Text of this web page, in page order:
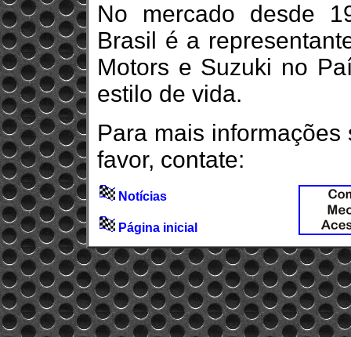
No mercado desde
Brasil é a
Motors e Suzuki no
estilo de vida.
Para mais
favor, contate:
Notícias
Página inicial